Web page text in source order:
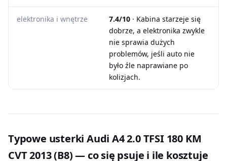
elektronika i wnętrze 7.4/10 · Kabina starzeje się
dobrze, a elektronika zwykle
nie sprawia dużych
problemów, jeśli auto nie
było źle naprawiane po
kolizjach.
Typowe usterki Audi A4 2.0 TFSI 180 KM
CVT 2013 (B8) — co się psuje i ile kosztuje